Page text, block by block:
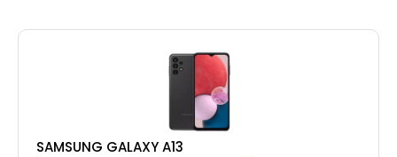
SAMSUNG GALAXY A13